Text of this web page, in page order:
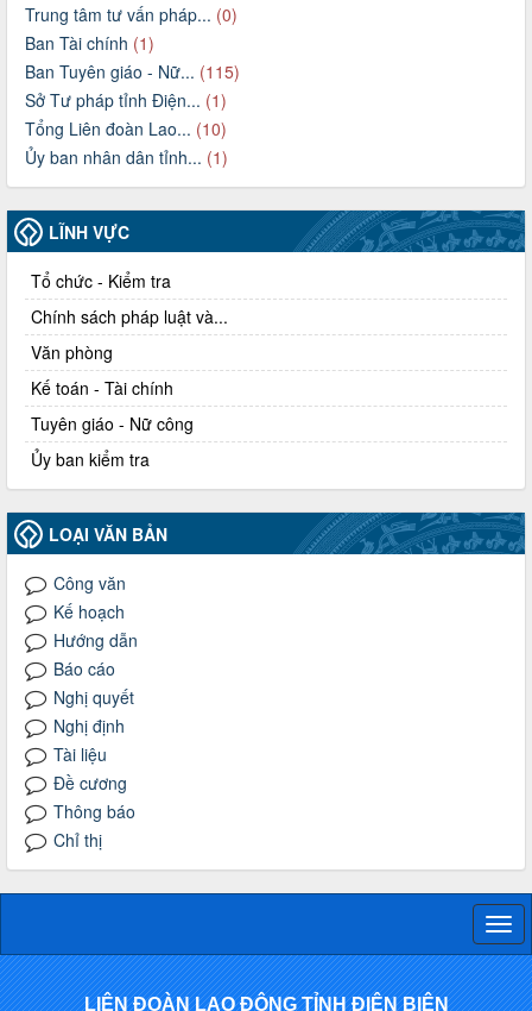
Trung tâm tư vấn pháp... (0)
Ban Tài chính (1)
Ban Tuyên giáo - Nữ... (115)
Sở Tư pháp tỉnh Điện... (1)
Tổng Liên đoàn Lao... (10)
Ủy ban nhân dân tỉnh... (1)
LĨNH VỰC
Tổ chức - Kiểm tra
Chính sách pháp luật và...
Văn phòng
Kế toán - Tài chính
Tuyên giáo - Nữ công
Ủy ban kiểm tra
LOẠI VĂN BẢN
Công văn
Kế hoạch
Hướng dẫn
Báo cáo
Nghị quyết
Nghị định
Tài liệu
Đề cương
Thông báo
Chỉ thị
LIÊN ĐOÀN LAO ĐỘNG TỈNH ĐIỆN BIÊN